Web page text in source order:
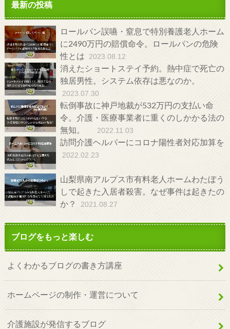
最新の投稿
ロールパン誤嚥・窒息で特別養護老人ホーム
に2490万円の賠償命令。ロールパンの危険
性とは
2023.08.12
消えたショートステイ予約。熱中症で死亡の
独居男性。システム依存は悪なのか。
2023.07.30
転倒事故に神戸地裁が532万円の支払い命
令。介護・医療事業者に重くのしかかる法の
無知。
2022.11.03
訪問介護ヘルパーにコロナ陽性者対応加算を
2022.02.23
山梨県南アルプス市有料老人ホームわたぼう
しで起きた入居者殺害。なぜ事件は起きたの
か？
2021.08.27
ブログをもっと楽しむ
よくわかるブログの書き方講座
ホームページの制作・運営について
介護施設が発信するブログ